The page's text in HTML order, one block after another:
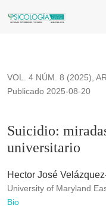
Suicidio: miradas de
VOL. 4 NÚM. 8 (2025),
Suicidio:
universitario
Publicado 2025-08-20
Hector José
University of Maryland
Bio